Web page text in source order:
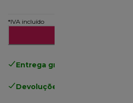
*IVA incluído
Entrega gratuita padrão
Devoluções gratuitas